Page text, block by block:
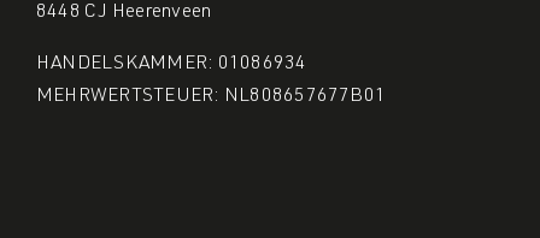
8448 CJ Heerenveen
HANDELSKAMMER: 01086934
MEHRWERTSTEUER: NL808657677B01